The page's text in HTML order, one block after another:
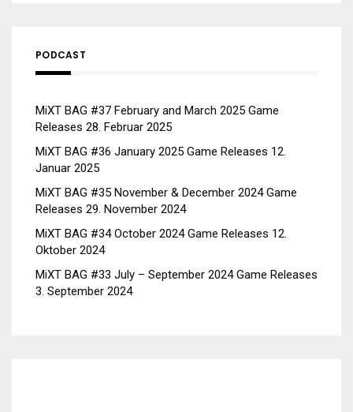
PODCAST
MiXT BAG #37 February and March 2025 Game
Releases 28. Februar 2025
MiXT BAG #36 January 2025 Game Releases 12.
Januar 2025
MiXT BAG #35 November & December 2024 Game
Releases 29. November 2024
MiXT BAG #34 October 2024 Game Releases 12.
Oktober 2024
MiXT BAG #33 July – September 2024 Game Releases
3. September 2024